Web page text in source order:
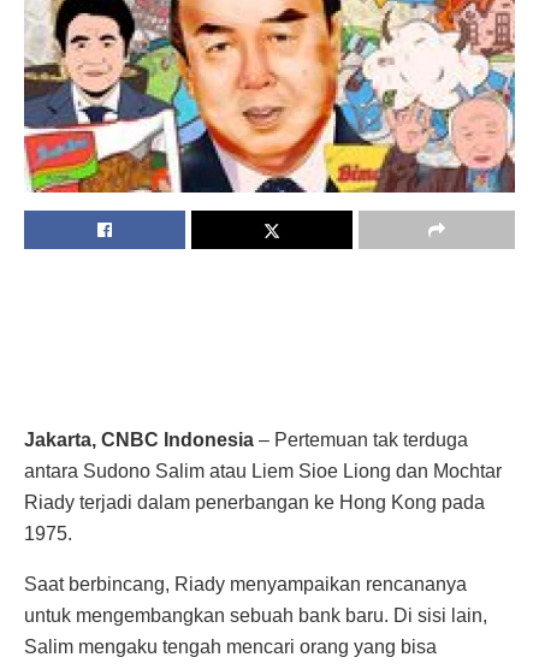
Jakarta, CNBC Indonesia – Pertemuan tak terduga
antara Sudono Salim atau Liem Sioe Liong dan Mochtar
Riady terjadi dalam penerbangan ke Hong Kong pada
1975.
Saat berbincang, Riady menyampaikan rencananya
untuk mengembangkan sebuah bank baru. Di sisi lain,
Salim mengaku tengah mencari orang yang bisa